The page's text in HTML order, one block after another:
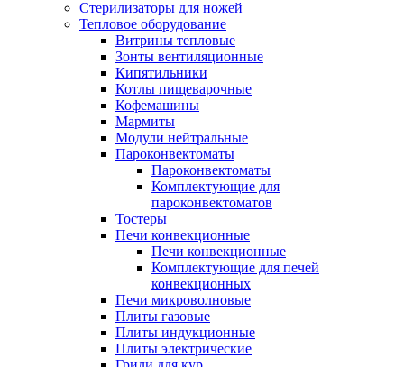
Стерилизаторы для ножей
Тепловое оборудование
Витрины тепловые
Зонты вентиляционные
Кипятильники
Котлы пищеварочные
Кофемашины
Мармиты
Модули нейтральные
Пароконвектоматы
Пароконвектоматы
Комплектующие для
пароконвектоматов
Тостеры
Печи конвекционные
Печи конвекционные
Комплектующие для печей
конвекционных
Печи микроволновые
Плиты газовые
Плиты индукционные
Плиты электрические